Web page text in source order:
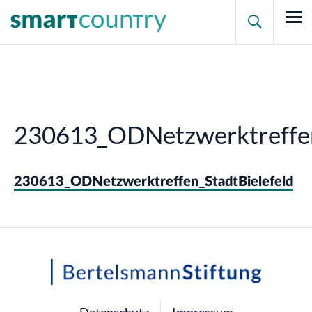

230613_ODNetzwerktreffen_StadtBielefeld